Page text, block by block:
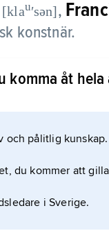
[klauʹsən],
konstnär.
avantgardet
i Berlin för
i Paris.
komma åt hela
och pålitlig kunskap.
du kommer att
i Sverige.